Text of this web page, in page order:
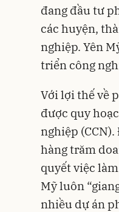
đang đầu tư
các huyện,
nghiệp. Yên
triển công
Với lợi thế về
được quy
nghiệp
hàng trăm
quyết việc
Mỹ luôn
nhiều dự án